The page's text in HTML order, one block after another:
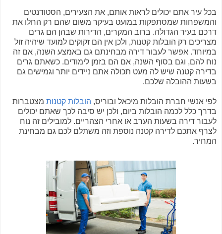
בכל עיר אתם יכולים לראות אותם, את הצעירים, הסטודנטים
והמשפחות שמסתפקות במועט בעיקר משום שהם רק החלו את
דרכם בעיר הגדולה. ברוב המקרים, הדירות שבהן הם גרים
מצריכים רק הובלות קטנות, ולכן אין הם זקוקים למועד שיהיה זול
במיוחד. אפשר לעבור דירה מבחינתם גם באמצע השנה, אם זה
נוח להם, וגם בסוף השנה, אם הם בזמן לימודים. כשאתם גרים
בדירה קטנה שיש לה מעט תכולה אתם ניידים יותר וגמישים גם
בשעות ההובלה שלכם.
לפי אנשי חברת הובלות מיכאל ובוריס, הובלות קטנות מצטברות
בדרך כלל לכמה הובלות ביום, ולכן יש סיבה לכך שאתם יכולים
לעבור דירה בשעות הערב או אחרי הצהריים. למובילים זה נוח
לצרף אתכם לדירה קטנה נוספת וזה משתלם לכם גם מבחינת
המחיר.